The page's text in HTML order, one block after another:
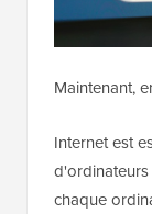
Maintenant,
Internet est
d'ordinateurs
chaque